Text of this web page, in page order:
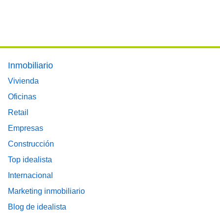
Footer main menu
Inmobiliario
Vivienda
Oficinas
Retail
Empresas
Construcción
Top idealista
Internacional
Marketing inmobiliario
Blog de idealista